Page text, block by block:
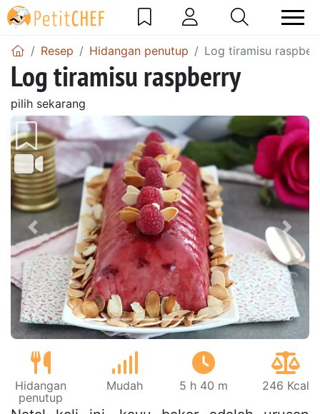
Resep Hidangan penutup Log tiramisu
Log tiramisu raspberry
pilih sekarang
Sebelumnya
Hidangan
penutup
Mudah 5 h 40 m 246 Kcal